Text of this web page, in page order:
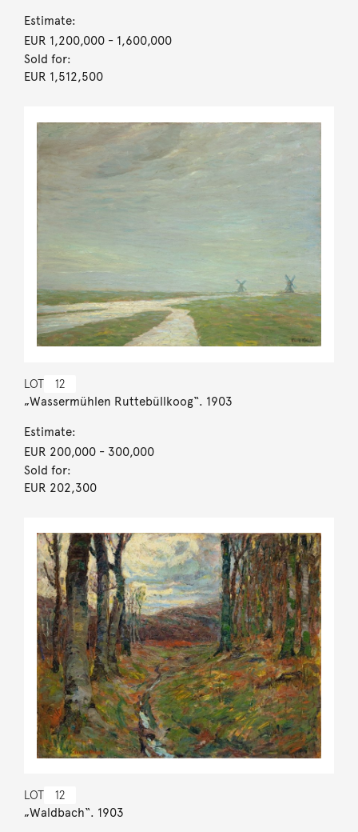
Estimate:
EUR 1,200,000- 1,600,000
Sold for:
EUR 1,512,500
LOT 12
„Wassermühlen Ruttebüllkoog“. 1903
Estimate:
EUR 200,000- 300,000
Sold for:
EUR 202,300
LOT 12
„Waldbach“. 1903